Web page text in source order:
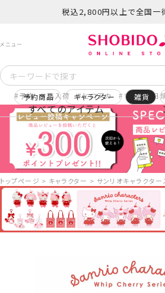
税込2,800円以上で全国一
予約 再入荷 ヒロアカ サンリオ日
すべてのアイテム
予約商品 キャラクター 雑貨
トップページ キャラクター サンリオキャラクタ